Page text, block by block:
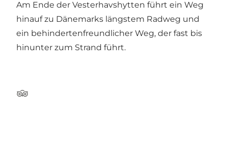
Am Ende der Vesterhavshytten führt ein Weg
hinauf zu Dänemarks längstem Radweg und
ein behindertenfreundlicher Weg, der fast bis
hinunter zum Strand führt.
TripAdvisor